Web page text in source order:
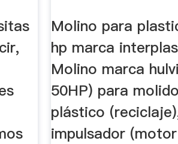
Molino para
hp marca
Molino marca
50HP) para
plástico
impulsador